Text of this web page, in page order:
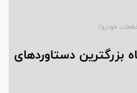
قطعات خودرو/
بزرگترین دستاوردهای